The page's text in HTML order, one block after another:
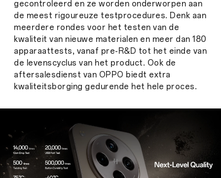
gecontroleerd en ze worden onderworpen aan
de meest rigoureuze testprocedures. Denk aan
meerdere rondes voor het testen van de
kwaliteit van nieuwe materialen en meer dan 180
apparaattests, vanaf pre-R&D tot het einde van
de levenscyclus van het product. Ook de
aftersalesdienst van OPPO biedt extra
kwaliteitsborging gedurende het hele proces.